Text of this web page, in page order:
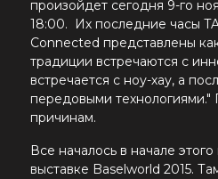
произойдет сегодня 9-го
18:00.
Их последние часы
Connected представлены
традиции встречаются с
встречается с ноу-хау, а
передовыми
причинам.
Все началось в начале
выставке Baselworld 2015.